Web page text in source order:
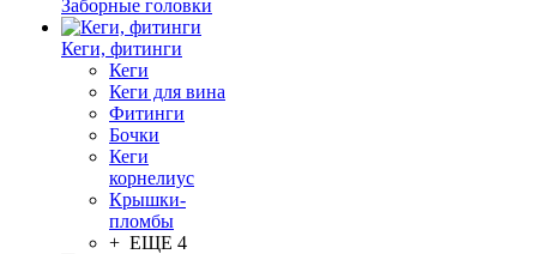
Заборные головки
Кеги, фитинги
Кеги
Кеги для вина
Фитинги
Бочки
Кеги
корнелиус
Крышки-
пломбы
+ ЕЩЕ 4